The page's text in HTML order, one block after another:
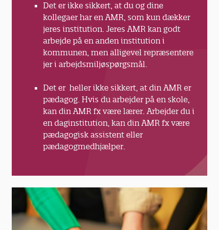
Det er ikke sikkert, at du og dine
kollegaer har en AMR, som kun dækker
jeres institution. Jeres AMR kan godt
arbejde på en anden institution i
kommunen, men alligevel repræsentere
jer i arbejdsmiljøspørgsmål.
Det er heller ikke sikkert, at din AMR er
pædagog. Hvis du arbejder på en skole,
kan din AMR fx være lærer. Arbejder du i
en daginstitution, kan din AMR fx være
pædagogisk assistent eller
pædagogmedhjælper.